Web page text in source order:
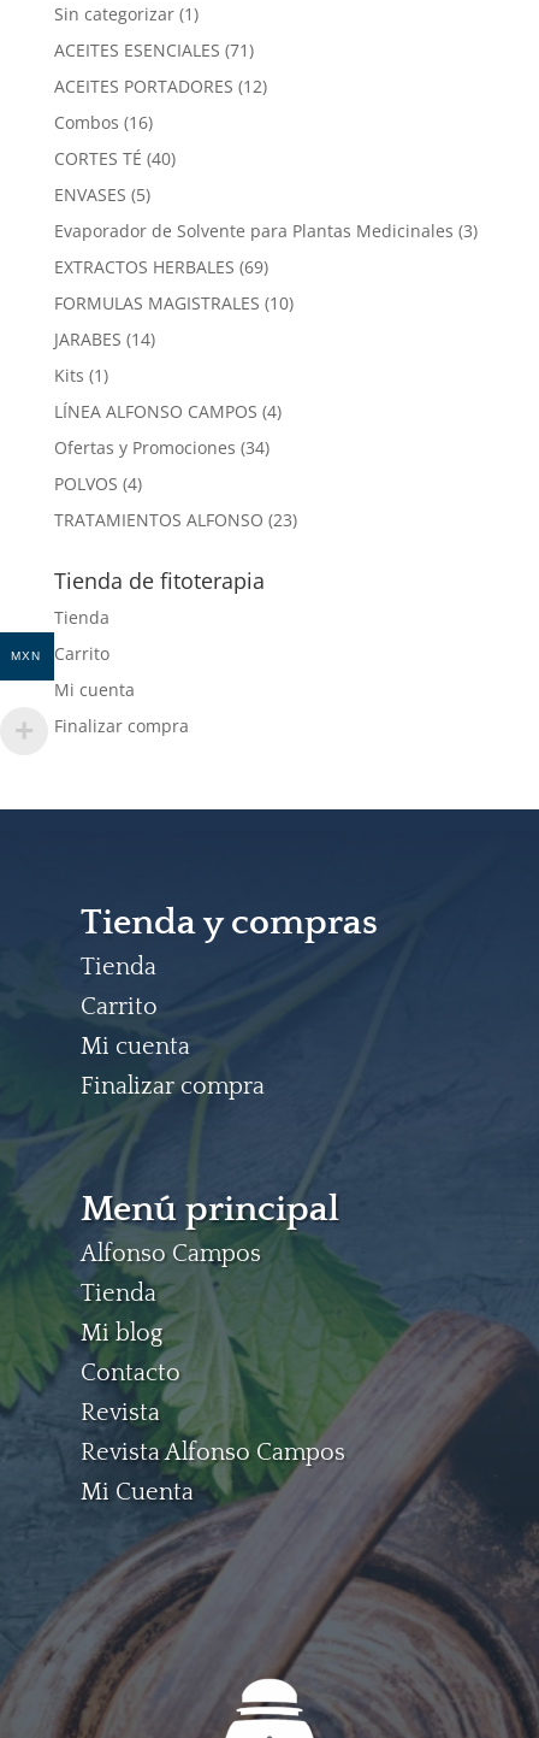
Sin categorizar 11
producto
ACEITES ESENCIALES 7171
productos
ACEITES PORTADORES 1212
Combos 1616
productos
CORTES TÉ 4040
ENVASES 55
productos
Evaporador de Solvente para Plantas Medicinales 33
EXTRACTOS HERBALES 6969
productos
FORMULAS MAGISTRALES 1010
JARABES 1414
Kits 11
producto
LÍNEA ALFONSO CAMPOS 44
Ofertas y Promociones 3434
POLVOS 44
productos
TRATAMIENTOS ALFONSO 2323
Tienda de fitoterapia
Tienda
Carrito
Mi cuenta
Finalizar compra
Tienda y compras
Tienda
Carrito
Mi cuenta
Finalizar compra
Menú principal
Alfonso Campos
Tienda
Mi blog
Contacto
Revista
Revista Alfonso Campos
Mi Cuenta
MXN